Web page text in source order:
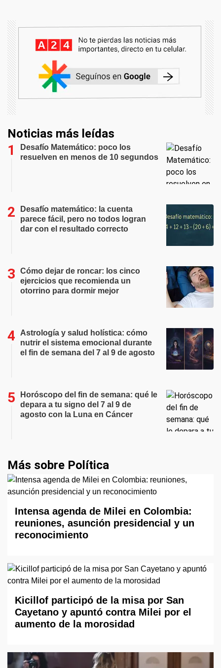
Noticias más leídas
Desafío Matemático: poco los
resuelven en menos de 10 segundos
Desafío matemático: la cuenta
parece fácil, pero no todos logran
dar con el resultado correcto
Cómo dejar de roncar: los cinco
ejercicios que recomienda un
otorrino para dormir mejor
Astrología y salud holística: cómo
nutrir el sistema emocional durante
el fin de semana del 7 al 9 de agosto
Horóscopo del fin de semana: qué le
depara a tu signo del 7 al 9 de
agosto con la Luna en Cáncer
Más sobre Política
Intensa agenda de Milei en Colombia:
reuniones, asunción presidencial y un
reconocimiento
Kicillof participó de la misa por San
Cayetano y apuntó contra Milei por el
aumento de la morosidad